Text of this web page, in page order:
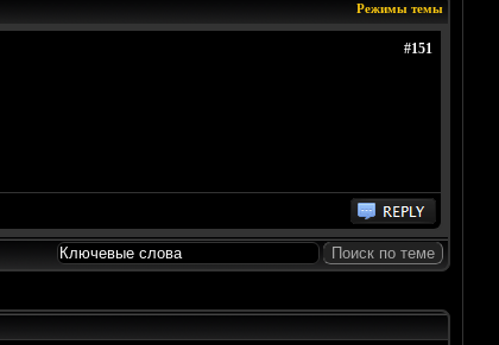
Режимы темы
#151